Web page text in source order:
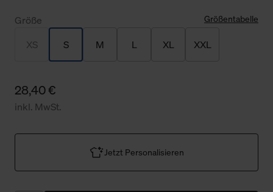
Größe Größentabelle
XS S M L XL XXL
28,40 €
inkl. MwSt.
Jetzt Personalisieren